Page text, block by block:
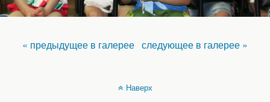
« предыдущее в галерее следующее в галерее »
Наверх